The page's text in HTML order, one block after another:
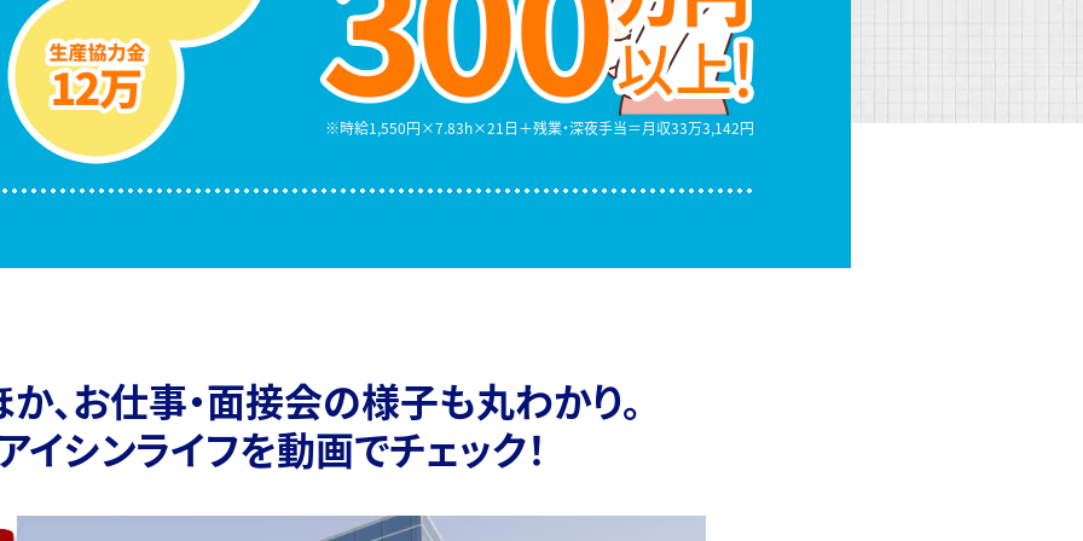
時給1,550円×7.83h×21日＋残業・深夜手当＝月収33万3,142円
、お仕事・面接会の様子も丸わかり。
イシンライフを動画でチェック！